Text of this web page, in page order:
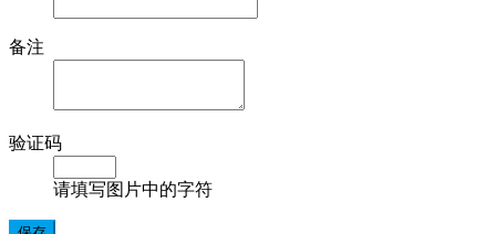
备注
验证码
请填写图片中的字符